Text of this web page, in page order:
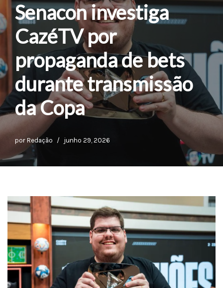
Senacon investiga
CazéTV por
propaganda de bets
durante transmissão
da Copa
por Redação junho 29, 2026